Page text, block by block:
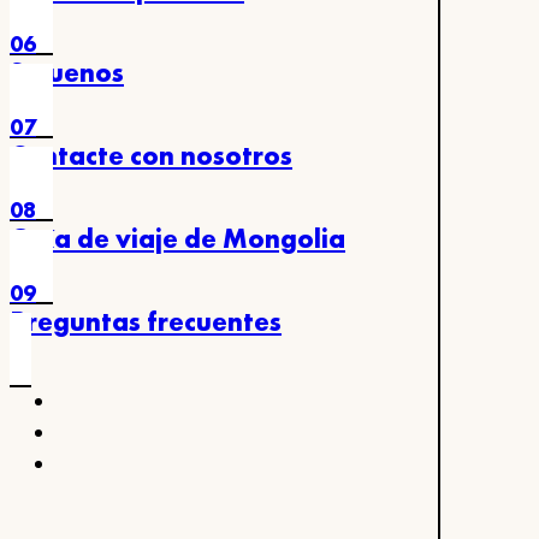
06
Síguenos
07
Contacte con nosotros
08
Guía de viaje de Mongolia
09
Preguntas frecuentes